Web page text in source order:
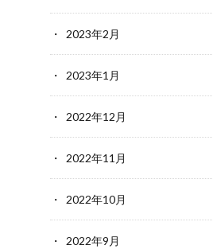
2023年2月
2023年1月
2022年12月
2022年11月
2022年10月
2022年9月